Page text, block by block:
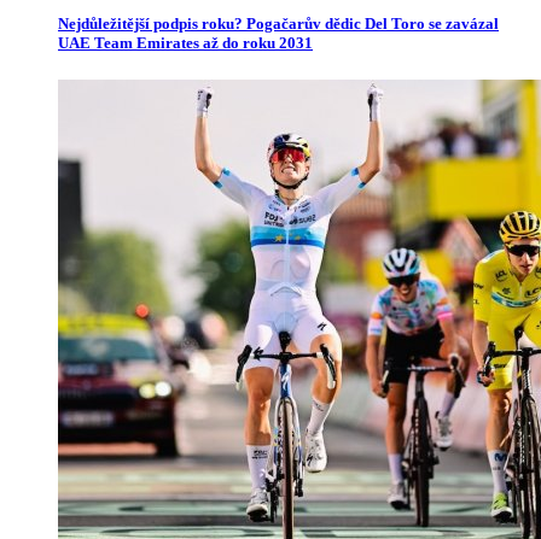
Nejdůležitější podpis roku? Pogačarův dědic Del Toro se zavázal
UAE Team Emirates až do roku 2031